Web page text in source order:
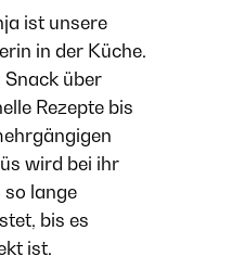
ist unsere
in der Küche.
Snack über
Rezepte bis
wird bei ihr
so lange
bis es
ist.